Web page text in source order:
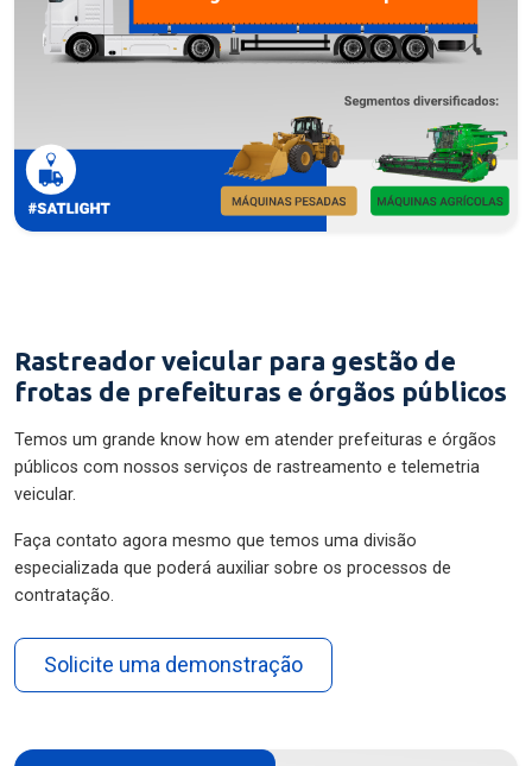
Rastreador veicular para gestão de
frotas de prefeituras e órgãos públicos
Temos um grande know how em atender prefeituras e órgãos
públicos com nossos serviços de rastreamento e telemetria
veicular.
Faça contato agora mesmo que temos uma divisão
especializada que poderá auxiliar sobre os processos de
contratação.
Solicite uma demonstração